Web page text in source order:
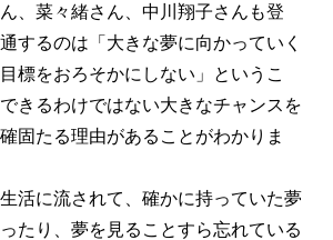
、菜々緒さん、中川翔子さんも登
するのは「大きな夢に向かっていく
標をおろそかにしない」というこ
きるわけではない大きなチャンスを
固たる理由があることがわかりま
活に流されて、確かに持っていた夢
たり、夢を見ることすら忘れている